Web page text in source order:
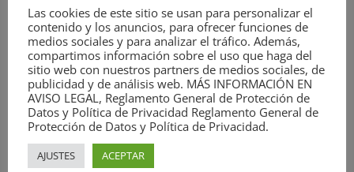
de
varios
robos
en
establecimientos
de
Castro
Urdiales
Noticias
CCOO insta a Dynasol a evaluar
el estado de salud de la plantilla
tras reconocer la justicia que
‘no se ha protegido al personal
Las cookies de este sitio se usan para personalizar el
contenido y los anuncios, para ofrecer funciones de
medios sociales y para analizar el tráfico. Además,
compartimos información sobre el uso que haga del
sitio web con nuestros partners de medios sociales, de
publicidad y de análisis web. MÁS INFORMACIÓN EN
AVISO LEGAL, Reglamento General de Protección de
Datos y Política de Privacidad Reglamento General de
Protección de Datos y Política de Privacidad.
AJUSTES ACEPTAR